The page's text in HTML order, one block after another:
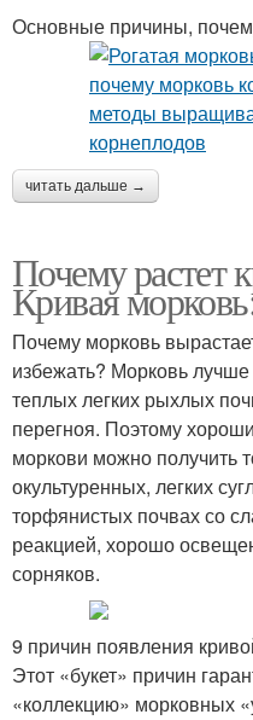
Основные причины,
читать дальше →
Почему растет
Кривая
Почему морковь
избежать? Морковь лучше
теплых легких рыхлых
перегноя. Поэтому
моркови можно получить
окультуренных, легких
торфянистых почвах со
реакцией, хорошо
сорняков.
9 причин появления
Этот «букет» причин
«коллекцию» морковных